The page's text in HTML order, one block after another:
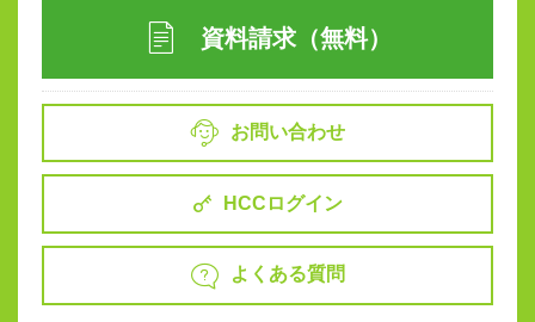
資料請求（無料）
お問い合わせ
HCCログイン
よくある質問